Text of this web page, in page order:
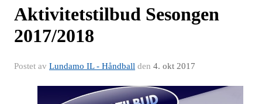
Aktivitetstilbud Sesongen
2017/2018
Postet av Lundamo IL - Håndball den 4. okt 2017